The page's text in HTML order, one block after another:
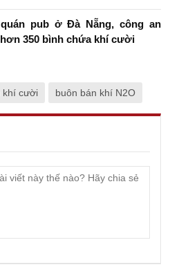
pub ở Đà Nẵng, công an
350 bình chứa khí cười
khí cười buôn bán khí N2O